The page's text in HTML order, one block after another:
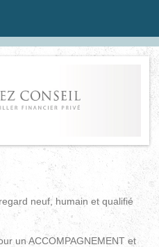
neuf, humain et qualifié
un ACCOMPAGNEMENT et